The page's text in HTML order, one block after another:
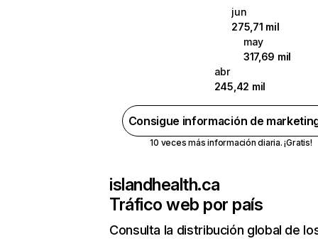
jun
275,71 mil
may
317,69 mil
abr
245,42 mil
Consigue información de
10 veces más información diaria. ¡Gratis!
islandhealth.ca
Tráfico web por país
Consulta la distribución global de